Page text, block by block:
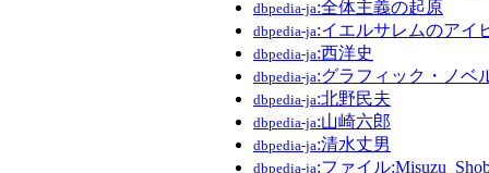
dbpedia-ja:全体主義の起原
dbpedia-ja:イエルサレムのアイ
dbpedia-ja:西洋史
dbpedia-ja:グラフィック・ノベ
dbpedia-ja:北野民夫
dbpedia-ja:山崎六郎
dbpedia-ja:清水丈男
dbpedia-ja:ファイル